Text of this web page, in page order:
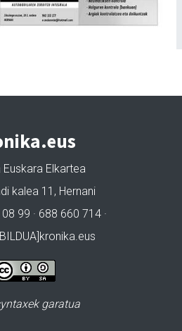
Euskara Elkartea
kalea 11, Hernani
99 · 688 660 714 ·
garatua